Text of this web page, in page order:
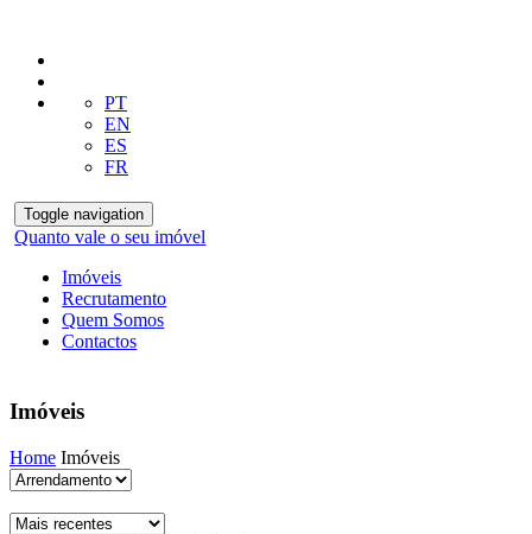
PT
EN
ES
FR
Toggle navigation
Quanto vale o seu imóvel
Imóveis
Recrutamento
Quem Somos
Contactos
Imóveis
Home Imóveis